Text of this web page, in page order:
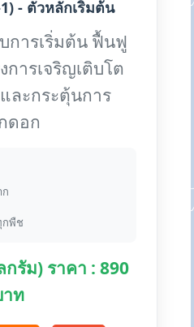
1) - ตัวหลักเริ่มต้น
การเริ่มต้น ฟื้นฟู
ารเจริญเติบโต
ละกระตุ้นการ
ดอก
ก
กพืช
กรัม) ราคา : 890
ท